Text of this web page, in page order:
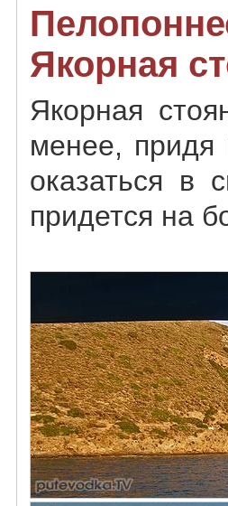
Якорная
Якорная
менее, придя
оказаться в
придется на